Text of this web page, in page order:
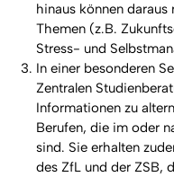
hinaus können
Themen (z.B.
Stress- und
In einer besonderen
Zentralen
Informationen zu
Berufen, die im oder
sind. Sie erhalten
des ZfL und der ZSB,